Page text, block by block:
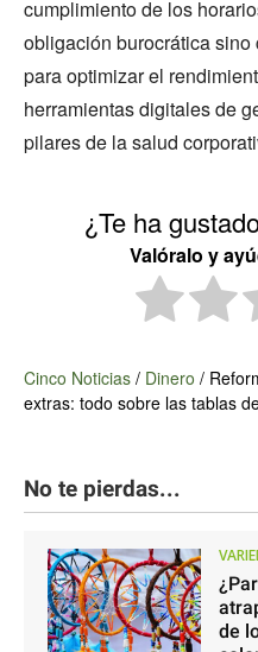
cumplimiento de los
obligación burocrática
para optimizar el
herramientas digitales de
pilares de la salud
¿Te ha
Valóralo y
Cinco Noticias / Dinero /
extras: todo sobre las tablas
No te pierdas...
de